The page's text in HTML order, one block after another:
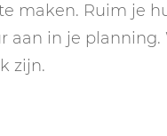
maken. Ruim je
aan in je
zijn.